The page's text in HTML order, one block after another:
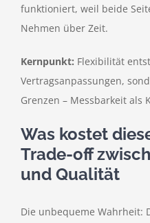
funktioniert, weil beide
Nehmen über Zeit.
Kernpunkt: Flexibilität
Vertragsanpassungen,
Grenzen – Messbarkeit als
Was kostet
Trade-off
und Qualität
Die unbequeme Wahrheit: